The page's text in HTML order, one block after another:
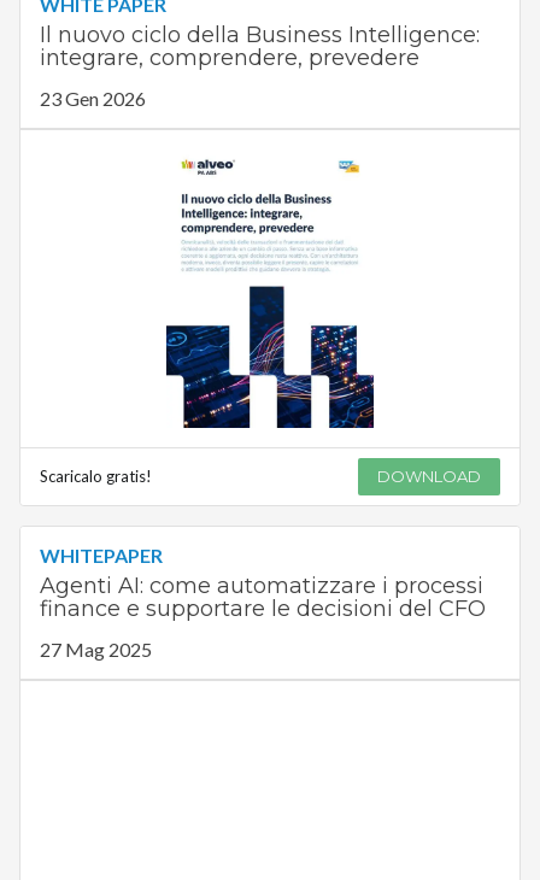
WHITE PAPER
Il nuovo ciclo della Business Intelligence:
integrare, comprendere, prevedere
23 Gen 2026
Scaricalo gratis! DOWNLOAD
WHITEPAPER
Agenti AI: come automatizzare i processi
finance e supportare le decisioni del CFO
27 Mag 2025